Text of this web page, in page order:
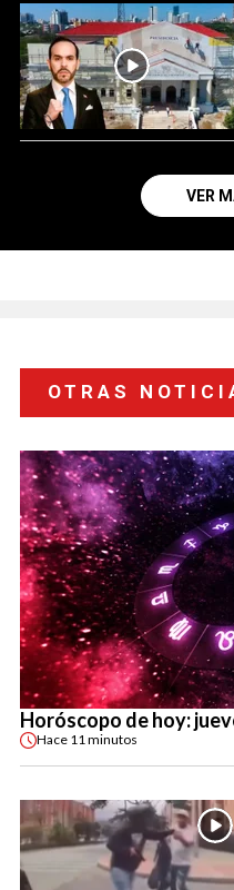
VER
OTRAS
Horóscopo de hoy:
Hace 11 minutos